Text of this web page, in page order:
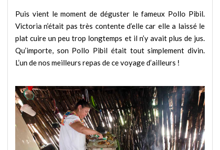
Puis vient le moment de déguster le fameux Pollo Pibil.
Victoria n’était pas très contente d’elle car elle a laissé le
plat cuire un peu trop longtemps et il n’y avait plus de jus.
Qu’importe, son Pollo Pibil était tout simplement divin.
L’un de nos meilleurs repas de ce voyage d’ailleurs !